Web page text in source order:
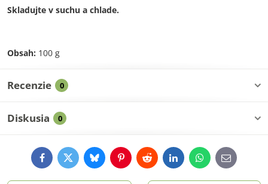
Skladujte v suchu a chlade.
Obsah: 100 g
Recenzie 0
Diskusia 0
FacebookTwitterBlueskyPinterestRedditLinkedInWhatsApp
E-
mail